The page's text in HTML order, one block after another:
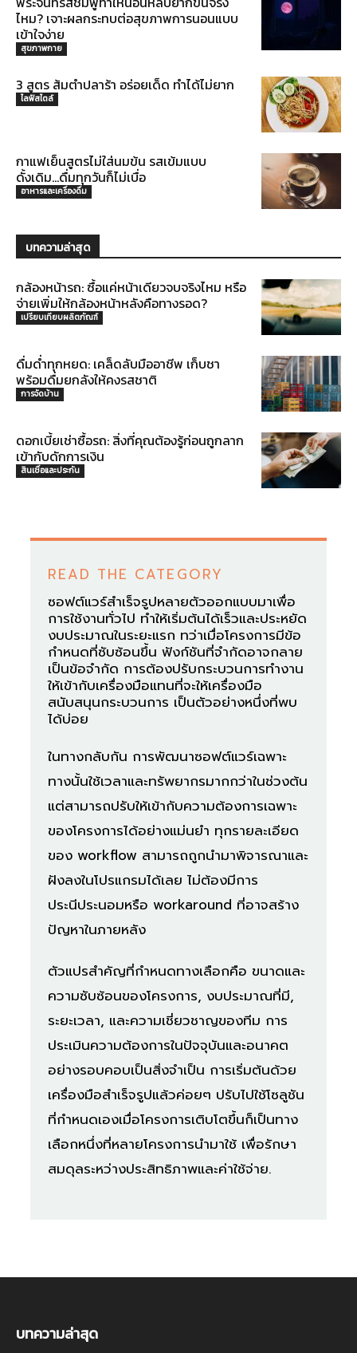
ไหม? เจาะผลกระทบต่อสุขภาพการนอนแบบ
เข้าใจง่าย
สุขภาพกาย
3 สูตร ส้มตำปลาร้า อร่อยเด็ด ทำได้ไม่ยาก
ไลฟ์สไตล์
กาแฟเย็นสูตรไม่ใส่นมข้น รสเข้มแบบ
ดั้งเดิม…ดื่มทุกวันก็ไม่เบื่อ
อาหารและเครื่องดื่ม
บทความล่าสุด
กล้องหน้ารถ: ซื้อแค่หน้าเดียวจบจริงไหม หรือ
จ่ายเพิ่มให้กล้องหน้าหลังคือทางรอด?
เปรียบเทียบผลิตภัณฑ์
ดื่มด่ำทุกหยด: เคล็ดลับมืออาชีพ เก็บชา
พร้อมดื่มยกลังให้คงรสชาติ
การจัดบ้าน
ดอกเบี้ยเช่าซื้อรถ: สิ่งที่คุณต้องรู้ก่อนถูกลาก
เข้ากับดักการเงิน
สินเชื่อและประกัน
READ THE CATEGORY
ซอฟต์แวร์สำเร็จรูปหลายตัวออกแบบมาเพื่อ
การใช้งานทั่วไป ทำให้เริ่มต้นได้เร็วและประหยัด
งบประมาณในระยะแรก ทว่าเมื่อโครงการมีข้อ
กำหนดที่ซับซ้อนขึ้น ฟังก์ชันที่จำกัดอาจกลาย
เป็นข้อจำกัด การต้องปรับกระบวนการทำงาน
ให้เข้ากับเครื่องมือแทนที่จะให้เครื่องมือ
สนับสนุนกระบวนการ เป็นตัวอย่างหนึ่งที่พบ
ได้บ่อย
ในทางกลับกัน การพัฒนาซอฟต์แวร์เฉพาะ
ทางนั้นใช้เวลาและทรัพยากรมากกว่าในช่วงต้น
แต่สามารถปรับให้เข้ากับความต้องการเฉพาะ
ของโครงการได้อย่างแม่นยำ ทุกรายละเอียด
ของ workflow สามารถถูกนำมาพิจารณาและ
ฝังลงในโปรแกรมได้เลย ไม่ต้องมีการ
ประนีประนอมหรือ workaround ที่อาจสร้าง
ปัญหาในภายหลัง
ตัวแปรสำคัญที่กำหนดทางเลือกคือ ขนาดและ
ความซับซ้อนของโครงการ, งบประมาณที่มี,
ระยะเวลา, และความเชี่ยวชาญของทีม การ
ประเมินความต้องการในปัจจุบันและอนาคต
อย่างรอบคอบเป็นสิ่งจำเป็น การเริ่มต้นด้วย
เครื่องมือสำเร็จรูปแล้วค่อยๆ ปรับไปใช้โซลูชัน
ที่กำหนดเองเมื่อโครงการเติบโตขึ้นก็เป็นทาง
เลือกหนึ่งที่หลายโครงการนำมาใช้ เพื่อรักษา
สมดุลระหว่างประสิทธิภาพและค่าใช้จ่าย.
บทความล่าสุด